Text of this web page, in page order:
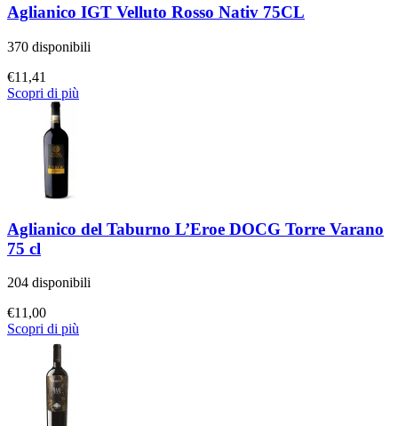
Aglianico IGT Velluto Rosso Nativ 75CL
370 disponibili
€11,41
Scopri di più
Aglianico del Taburno L’Eroe DOCG Torre Varano
75 cl
204 disponibili
€11,00
Scopri di più